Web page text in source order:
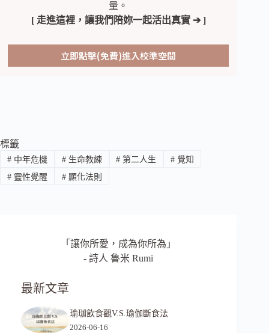
量。
[ 走進這裡，讓我們陪妳一起活出真實 ➔ ]
立即點擊(免費)進入校準空間
標籤
#中年危機 #生命教練 # 第二人生 # 覺知
#靈性覺醒 #顯化法則
「讓你所愛，成為你所為」
- 詩人 魯米 Rumi
最新文章
瑜珈飲食觀V.S.瑜伽斷食法
2026-06-16